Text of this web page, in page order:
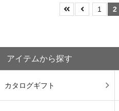
1 2
アイテムから探す
カタログギフト